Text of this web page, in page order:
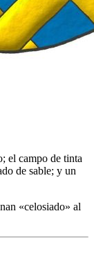
el campo de tinta
de sable; y un
«celosiado» al